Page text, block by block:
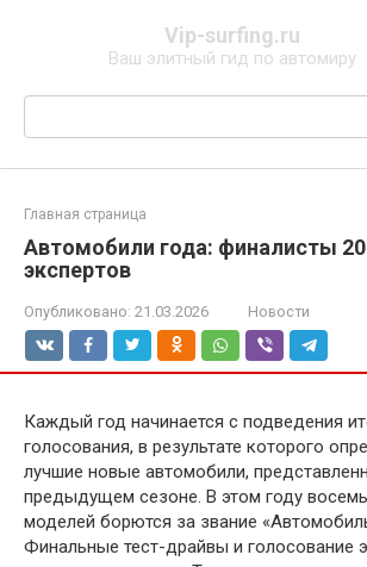
Vip-surfing.ru
Ваш элитный гид по автомиру
Поиск:
Главная страница
Автомобили года: финалисты
экспертов
Опубликовано: 21.03.2026 Новости
Каждый год начинается с подведения
голосования, в результате которого
лучшие новые автомобили,
предыдущем сезоне. В этом году
моделей борются за звание
Финальные тест-драйвы и голосование